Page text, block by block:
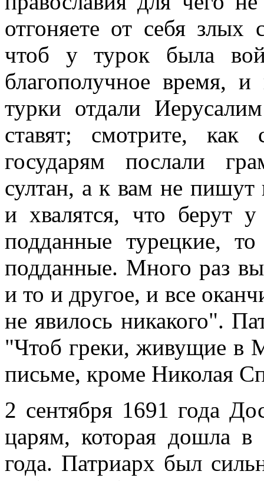
отгоняете от себя
чтоб у турок была
благополучное время,
турки отдали
ставят; смотрите,
государям послали
султан, а к вам не пишут
и хвалятся, что берут
подданные турецкие,
подданные. Много раз вы
и то и другое, и все
не явилось никакого".
"Чтоб греки, живущие в
письме, кроме Николая
2 сентября 1691 года
царям, которая дошла
года. Патриарх был